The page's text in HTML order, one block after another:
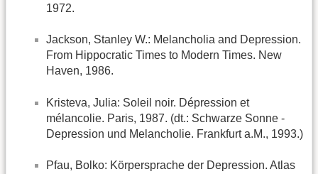
1972.
Jackson, Stanley W.: Melancholia and Depression.
From Hippocratic Times to Modern Times. New
Haven, 1986.
Kristeva, Julia: Soleil noir. Dépression et
mélancolie. Paris, 1987. (dt.: Schwarze Sonne -
Depression und Melancholie. Frankfurt a.M., 1993.)
Pfau, Bolko: Körpersprache der Depression. Atlas